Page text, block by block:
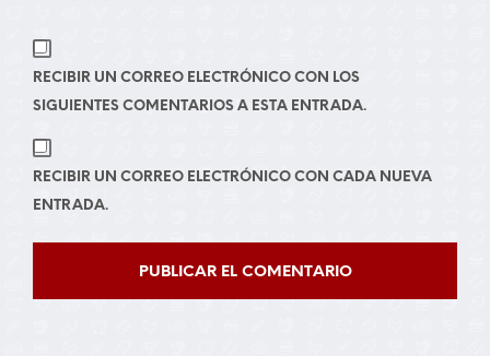
RECIBIR UN CORREO ELECTRÓNICO CON LOS
SIGUIENTES COMENTARIOS A ESTA ENTRADA.
RECIBIR UN CORREO ELECTRÓNICO CON CADA NUEVA
ENTRADA.